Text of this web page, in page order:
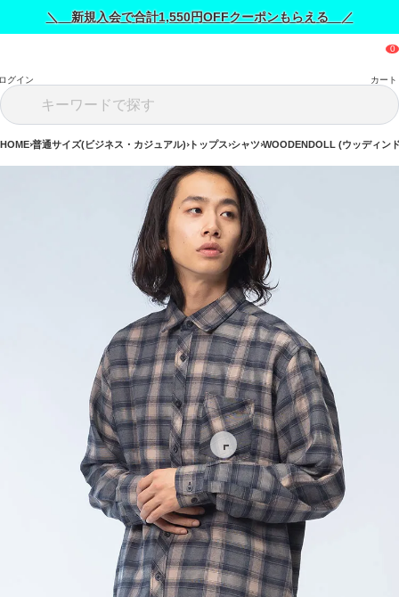
＼ 新規入会で合計1,550円OFFクーポンもらえる ／
グイン カート
HOME 普通サイズ(ビジネス・カジュアル) トップス シャツ WOODENDOLL (ウッディン